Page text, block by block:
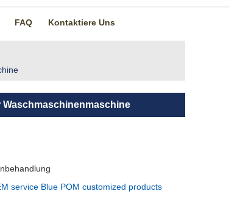
FAQ Kontaktiere Uns
service Blue POM customized products